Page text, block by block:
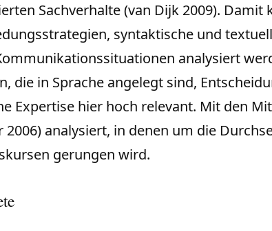
Sachverhalte (van Dijk 2009).
syntaktische und
analysiert
die in Sprache angelegt sind,
Expertise hier hoch relevant. Mit den
analysiert, in denen um die
gerungen wird.